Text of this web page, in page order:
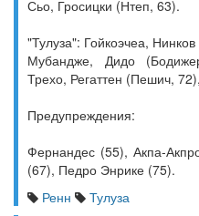
Сьо, Гросицки (Нтеп, 63).
"Тулуза": Гойкоэчеа,
Мубандже, Дидо
Трехо, Регаттен (Пешич,
Предупреждения:
Фернандес (55), Акпа-
(67), Педро Энрике (75).
Ренн
Тулуза